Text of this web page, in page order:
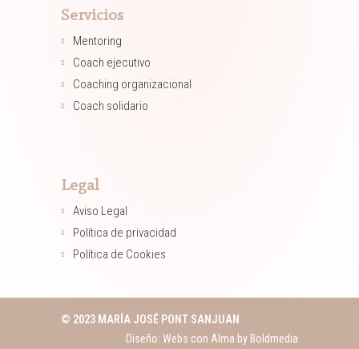
Servicios
Mentoring​
Coach ejecutivo​
Coaching organizacional​
Coach solidario​
Legal
Aviso Legal
Política de privacidad
Política de Cookies
© 2023 MARÍA JOSÉ PONT SANJUAN
Diseño: Webs con Alma byBoldmedia